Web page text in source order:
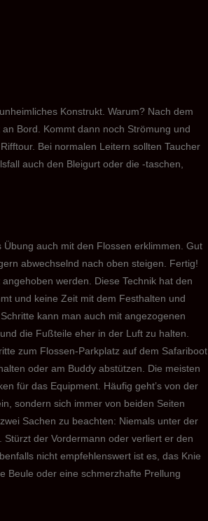
Konstrukt. Warum? Nach dem
Bord. Kommt dann noch Strömung und
Bei normalen Leitern sollten Taucher
auch den Bleigurt oder die -taschen,
auch mit den Flossen erklimmen. Gut
abwechselnd nach oben steigen. Fertig!
werden. Diese Technik hat den
und keine Zeit mit dem Festhalten und
kann man auch mit angezogenen
die Fußteile eher in der Luft zu halten.
zum Flossen-Parkplatz auf dem Safariboot
oder am Buddy abstützen. Die meisten
für das Equipment. Häufig geht’s von der
sondern sich immer von beiden Seiten
Sachen zu beachten: Niemals unter der
der Vordermann oder verliert er den
nicht empfehlenswert ist es, das Knie
Beule oder eine schmerzhafte Prellung